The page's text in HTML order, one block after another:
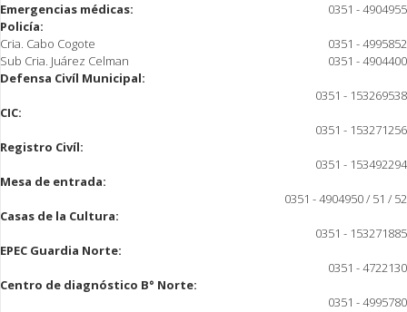
Emergencias médicas:
0351 - 4904955
Policía:
Cria. Cabo Cogote
0351 - 4995852
Sub Cria. Juárez Celman
0351 - 4904400
Defensa Civíl Municipal:
0351 - 153269538
CIC:
0351 - 153271256
Registro Civíl:
0351 - 153492294
Mesa de entrada:
0351 - 4904950 / 51 / 52
Casas de la Cultura:
0351 - 153271885
EPEC Guardia Norte:
0351 - 4722130
Centro de diagnóstico B° Norte:
0351 - 4995780